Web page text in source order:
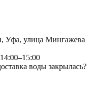
Уфа, улица Мингажева
воды закрылась?